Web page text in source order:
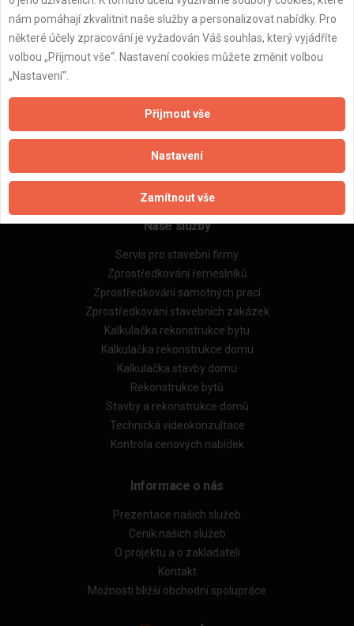
Důležité informace
Zásady pro používání souborů cookie
Naše excelové tabulky online
Naše služby
Servis pro stavební firmy
Zprostředkování řemeslníků
Zprostředkování samotných prací
Zprostředkování stavebních zakázek
Kalkulačka rekonstrukce bytu
Kalkulačka rekonstrukce domu
Kalkulačka stavby domu
Rekonstrukce bytů
Stavby a rekonstrukce domů
Technická videokonzultace
Kontrola cenových nabídek
Informace o nás
Prezentace našich služeb
Ceník našich služeb
O projektu a o zakladateli
Kontakt
Možnosti bližší obchodní spolupráce
nám pomáhají zkvalitnit naše služby a personalizovat nabídky. Pro
některé účely zpracování je vyžadován Váš souhlas, který vyjádříte
volbou „Přijmout vše“. Nastavení cookies můžete změnit volbou
„Nastavení“.
Přijmout vše
Nastavení
Zamítnout vše